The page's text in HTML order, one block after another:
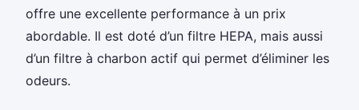
offre une excellente performance à un prix
abordable. Il est doté d’un filtre HEPA, mais aussi
d’un filtre à charbon actif qui permet d’éliminer les
odeurs.